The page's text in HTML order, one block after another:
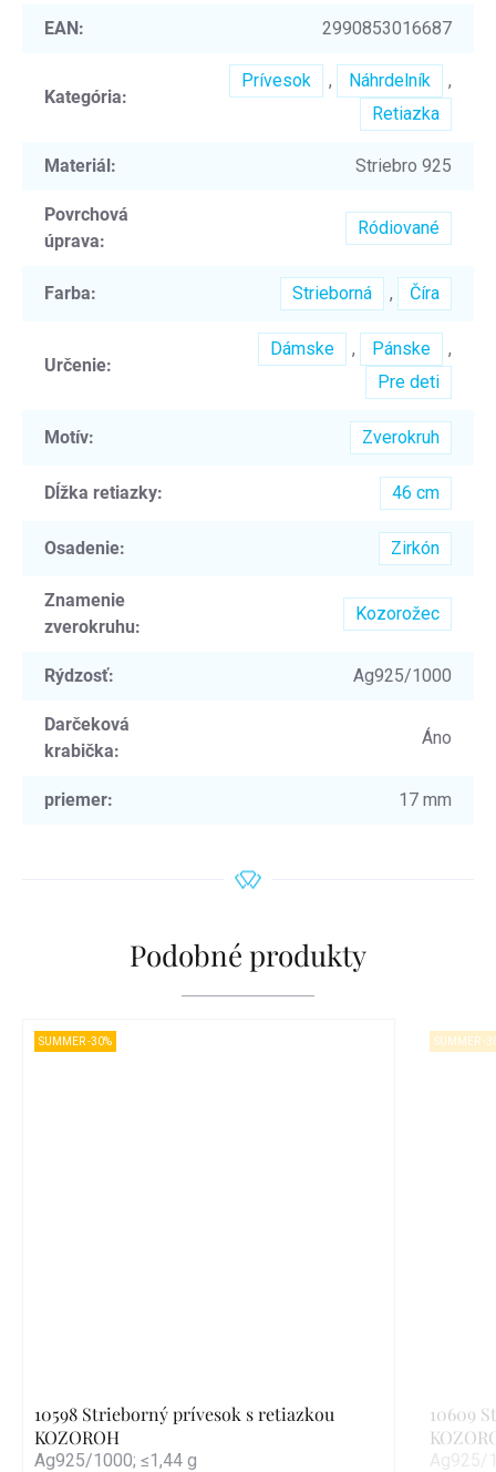
EAN: 2990853016687
Kategória:
Prívesok , Náhrdelník
,
Retiazka
Materiál: Striebro 925
Povrchová
úprava:
Ródiované
Farba: Strieborná , Číra
Určenie:
Dámske , Pánske
,
Pre deti
Motív: Zverokruh
Dĺžka retiazky: 46 cm
Osadenie: Zirkón
Znamenie
zverokruhu:
Kozorožec
Rýdzosť: Ag925/1000
Darčeková
krabička:
Áno
priemer: 17 mm
Podobné produkty
SUMMER -30%
10598 Strieborný prívesok s retiazkou
KOZOROH
Ag925/1000; ≤1,44 g
SUMMER -
10609